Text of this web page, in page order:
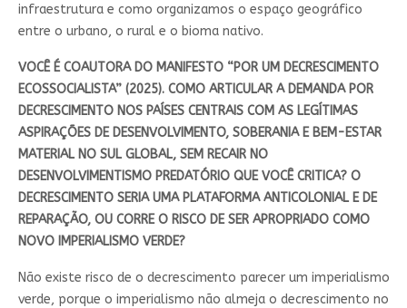
infraestrutura e como organizamos o espaço geográfico
entre o urbano, o rural e o bioma nativo.
VOCÊ É COAUTORA DO MANIFESTO “POR UM DECRESCIMENTO
ECOSSOCIALISTA” (2025). COMO ARTICULAR A DEMANDA POR
DECRESCIMENTO NOS PAÍSES CENTRAIS COM AS LEGÍTIMAS
ASPIRAÇÕES DE DESENVOLVIMENTO, SOBERANIA E BEM-ESTAR
MATERIAL NO SUL GLOBAL, SEM RECAIR NO
DESENVOLVIMENTISMO PREDATÓRIO QUE VOCÊ CRITICA? O
DECRESCIMENTO SERIA UMA PLATAFORMA ANTICOLONIAL E DE
REPARAÇÃO, OU CORRE O RISCO DE SER APROPRIADO COMO
NOVO IMPERIALISMO VERDE?
Não existe risco de o decrescimento parecer um imperialismo
verde, porque o imperialismo não almeja o decrescimento no